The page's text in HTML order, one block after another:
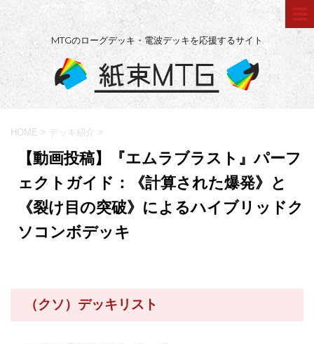
MTGのローグデッキ・電波デッキを応援するサイト
HOME > デッキ紹介 >
【動画投稿】『エムラブラスト』パーフ
ェクトガイド：《計算された爆発》と
《裂け目の突破》によるハイブリッドク
ソコンボデッキ
（クソ）デッキリスト